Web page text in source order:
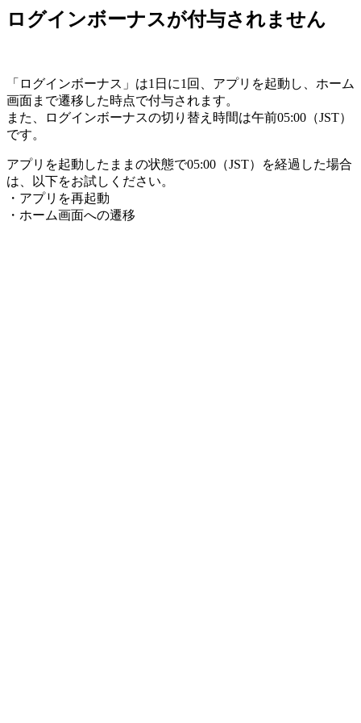
ログインボーナスが付与されません
「ログインボーナス」は1日に1回、アプリを起動し、ホーム
画面まで遷移した時点で付与されます。
また、ログインボーナスの切り替え時間は午前05:00（JST）
です。
アプリを起動したままの状態で05:00（JST）を経過した場合
は、以下をお試しください。
・アプリを再起動
・ホーム画面への遷移